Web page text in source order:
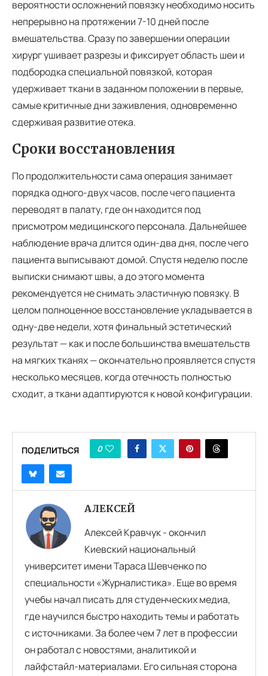
вероятности осложнений повязку необходимо носить
непрерывно на протяжении 7-10 дней после
вмешательства. Сразу по завершении операции
хирург ушивает разрезы и фиксирует область шеи и
подбородка специальной повязкой, которая
удерживает ткани в заданном положении в первые,
самые критичные дни заживления, одновременно
сдерживая развитие отека.
Сроки восстановления
По продолжительности сама операция занимает
порядка одного-двух часов, после чего пациента
переводят в палату, где он находится под
присмотром медицинского персонала. Дальнейшее
наблюдение врача длится один-два дня, после чего
пациента выписывают домой. Спустя неделю после
выписки снимают швы, а до этого момента
рекомендуется не снимать эластичную повязку. В
целом полноценное восстановление укладывается в
одну-две недели, хотя финальный эстетический
результат — как и после большинства вмешательств
на мягких тканях — окончательно проявляется спустя
несколько месяцев, когда отечность полностью
сходит, а ткани адаптируются к новой конфигурации.
ПОДЕЛИТЬСЯ 0
АЛЕКСЕЙ
Алексей Кравчук - окончил
Киевский национальный
университет имени Тараса Шевченко по
специальности «Журналистика». Еще во время
учебы начал писать для студенческих медиа,
где научился быстро находить темы и работать
с источниками. За более чем 7 лет в профессии
он работал с новостями, аналитикой и
лайфстайл-материалами. Его сильная сторона